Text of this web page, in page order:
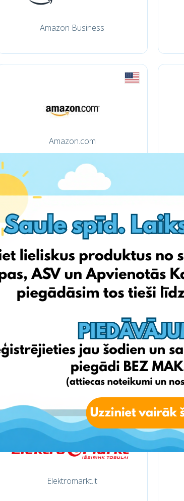
Amazon Business
Amazon.com
Imk.lt
Skytech.lt
Elektromarkt.lt